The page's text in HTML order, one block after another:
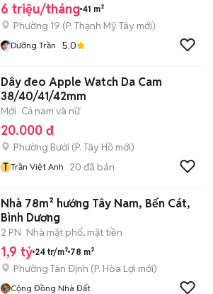
6 triệu/tháng 41 m²
Phường 19 (P. Thạnh Mỹ Tây mới)
Dưỡng Trần 5.0
Dây đeo Apple Watch Da Cam
38/40/41/42mm
Mới Cả nam và nữ
20.000 đ
Phường Bưởi (P. Tây Hồ mới)
T Trần Việt Anh 20 đã bán
Nhà 78m² hướng Tây Nam, Bến Cát,
Bình Dương
2 PN Nhà mặt phố, mặt tiền
1,9 tỷ 24 tr/m² 78 m²
Phường Tân Định (P. Hòa Lợi mới)
Cộng Đồng Nhà Đất